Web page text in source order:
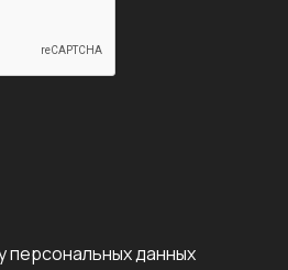
персональных данных